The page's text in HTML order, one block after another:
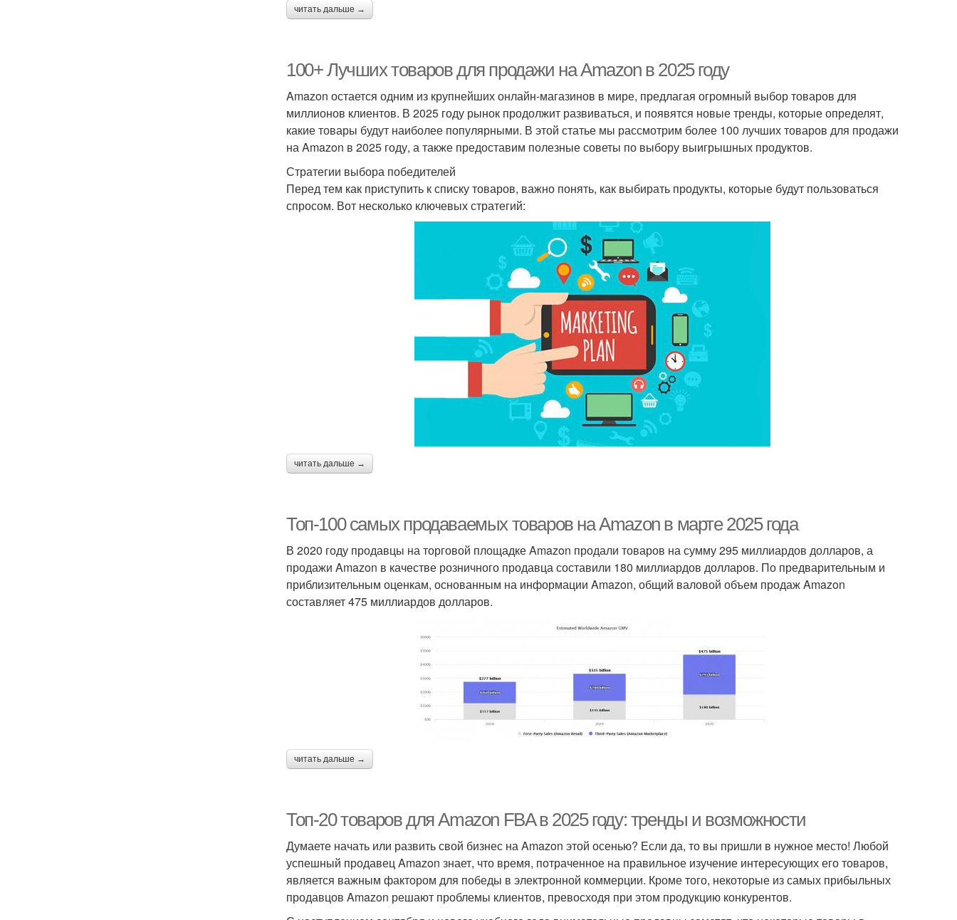
читать дальше →
100+ Лучших товаров для продажи на Amazon в 2025 году
Amazon остается одним из крупнейших онлайн-магазинов в мире, предлагая огромный выбор товаров для
миллионов клиентов. В 2025 году рынок продолжит развиваться, и появятся новые тренды, которые определят,
какие товары будут наиболее популярными. В этой статье мы рассмотрим более 100 лучших товаров для продажи
на Amazon в 2025 году, а также предоставим полезные советы по выбору выигрышных продуктов.
Стратегии выбора победителей
Перед тем как приступить к списку товаров, важно понять, как выбирать продукты, которые будут пользоваться
спросом. Вот несколько ключевых стратегий:
читать дальше →
Топ-100 самых продаваемых товаров на Amazon в марте 2025 года
В 2020 году продавцы на торговой площадке Amazon продали товаров на сумму 295 миллиардов долларов, а
продажи Amazon в качестве розничного продавца составили 180 миллиардов долларов. По предварительным и
приблизительным оценкам, основанным на информации Amazon, общий валовой объем продаж Amazon
составляет 475 миллиардов долларов.
читать дальше →
Топ-20 товаров для Amazon FBA в 2025 году: тренды и возможности
Думаете начать или развить свой бизнес на Amazon этой осенью? Если да, то вы пришли в нужное место! Любой
успешный продавец Amazon знает, что время, потраченное на правильное изучение интересующих его товаров,
является важным фактором для победы в электронной коммерции. Кроме того, некоторые из самых прибыльных
продавцов Amazon решают проблемы клиентов, превосходя при этом продукцию конкурентов.